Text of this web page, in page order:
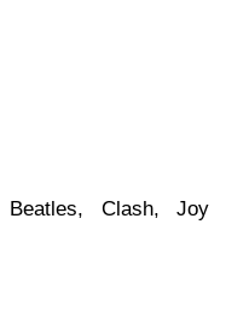
Beatles, Clash, Joy